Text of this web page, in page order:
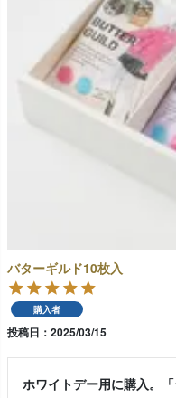
バターギルド10枚入
購入者
投稿日 2025/03/15
ホワイトデー用に購入。